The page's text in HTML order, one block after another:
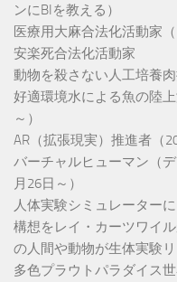
ンにBIを教える）
医療用大麻合法化活動家（
安楽死合法化活動家
動物を殺さない人工培養肉
好適環境水による魚の陸
～）
AR（拡張現実）推進者（
バーチャルヒューマン（
月26日～）
人体実験シミュレーター
構想をレイ・カーツワイ
の人間や動物が生体実験
多色プラウトパラダイス